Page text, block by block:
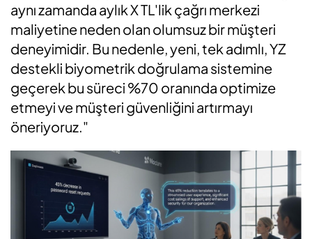
aynı zamanda aylık X TL'lik çağrı merkezi
maliyetine neden olan olumsuz bir müşteri
deneyimidir. Bu nedenle, yeni, tek adımlı, YZ
destekli biyometrik doğrulama sistemine
geçerek bu süreci %70 oranında optimize
etmeyi ve müşteri güvenliğini artırmayı
öneriyoruz."